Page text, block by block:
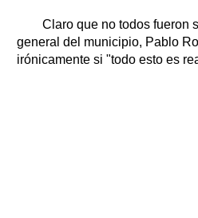
Claro que no todos fueron
general del municipio, Pablo
irónicamente si "todo esto es